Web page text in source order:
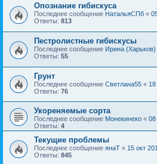
Опознание гибискуса
Последнее сообщение НатальяСПб «
Ответы: 813
Пестролистные гибискусы
Последнее сообщение Ирина (Харьков)
Ответы: 55
Грунт
Последнее сообщение Светлана55 «
Ответы: 76
Укореняемые сорта
Последнее сообщение Монекинеко « 08
Ответы: 4
Текущие проблемы
Последнее сообщение янаТ « 15 окт
Ответы: 845